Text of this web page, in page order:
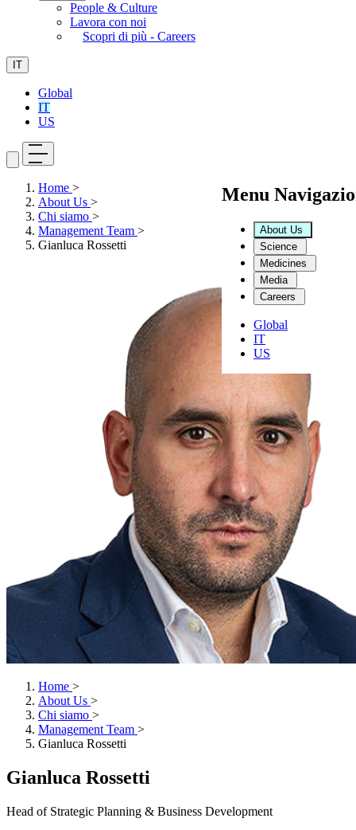
People & Culture
Lavora con noi
Scopri di più - Careers
IT
Global
IT
US
Menu
About Us
Science
Medicines
Media
Careers
Global
IT
US
Home >
About Us >
Chi siamo >
Management Team >
Gianluca Rossetti
Home >
About Us >
Chi siamo >
Management Team >
Gianluca Rossetti
Gianluca Rossetti
Head of Strategic Planning & Business Development